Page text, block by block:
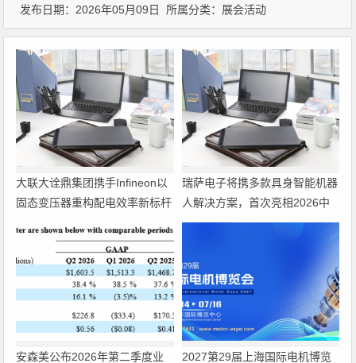
发布日期：2026年05月09日 所属分类： 展会活动
大联大诠鼎集团携手Infineon以
固态变压器重构配电效率新标杆
瑞萨电子将携多款具身智能机器
人解决方案，首次亮相2026中
国具身智能机器人产业大会
安森美公布2026年第二季度业 2027第29届上海国际电机博览